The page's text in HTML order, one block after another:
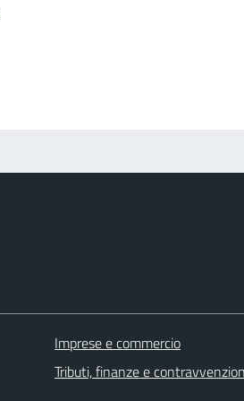
Imprese e commercio
Tributi, finanze e